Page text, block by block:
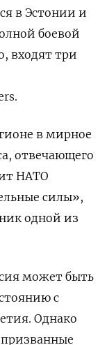
в Эстонии и
боевой
входят три
в мирное
отвечающего
НАТО
силы»,
одной из
может быть
с
Однако